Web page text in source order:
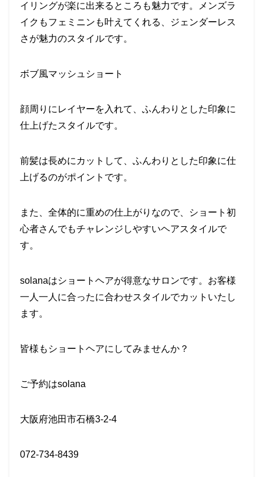
イリングが楽に出来るところも魅力です。メンズラ
イクもフェミニンも叶えてくれる、ジェンダーレス
さが魅力のスタイルです。
ボブ風マッシュショート
顔周りにレイヤーを入れて、ふんわりとした印象に
仕上げたスタイルです。
前髪は長めにカットして、ふんわりとした印象に仕
上げるのがポイントです。
また、全体的に重めの仕上がりなので、ショート初
心者さんでもチャレンジしやすいヘアスタイルで
す。
solanaはショートヘアが得意なサロンです。お客様
一人一人に合ったに合わせスタイルでカットいたし
ます。
皆様もショートヘアにしてみませんか？
ご予約はsolana
大阪府池田市石橋3-2-4
072-734-8439